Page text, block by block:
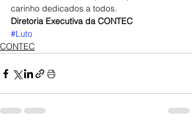
carinho dedicados a todos.
Diretoria Executiva da CONTEC
#Luto
CONTEC